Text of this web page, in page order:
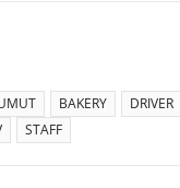
BAKERY
DRIVER
STAFF